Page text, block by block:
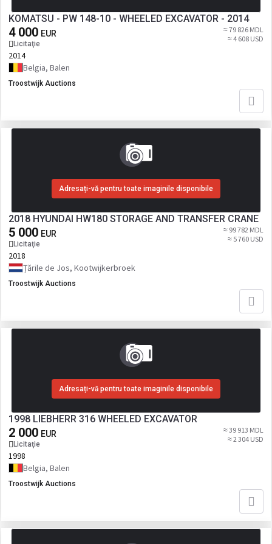
KOMATSU - PW 148-10 - WHEELED EXCAVATOR - 2014
4 000 EUR
Licitaţie
≈ 79 826 MDL
≈ 4 608 USD
2014
Belgia, Balen
Troostwijk Auctions
Adresați-vă pentru toate imaginile disponibile
2018 HYUNDAI HW180 STORAGE AND TRANSFER CRANE
5 000 EUR
Licitaţie
≈ 99 782 MDL
≈ 5 760 USD
2018
Țările de Jos, Kootwijkerbroek
Troostwijk Auctions
Adresați-vă pentru toate imaginile disponibile
1998 LIEBHERR 316 WHEELED EXCAVATOR
2 000 EUR
Licitaţie
≈ 39 913 MDL
≈ 2 304 USD
1998
Belgia, Balen
Troostwijk Auctions